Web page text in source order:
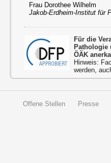
Frau Dorothee Wilhelm
Jakob-Erdheim-Institut für
Für die
Pathologie
ÖÄK
Hinweis:
werden,
Offene Stellen Presse